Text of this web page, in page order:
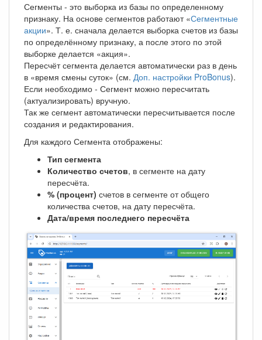
Сегменты - это выборка из базы по определенному
признаку. На основе сегментов работают «Сегментные
акции». Т. е. сначала делается выборка счетов из базы
по определённому признаку, а после этого по этой
выборке делается «акция».
Пересчёт сегмента делается автоматически раз в день
в «время смены суток» (см. Доп. настройки ProBonus).
Если необходимо - Сегмент можно пересчитать
(актуализировать) вручную.
Так же сегмент автоматически пересчитывается после
создания и редактирования.
Для каждого Сегмента отображены:
Тип сегмента
Количество счетов, в сегменте на дату
пересчёта.
% (процент) счетов в сегменте от общего
количества счетов, на дату пересчёта.
Дата/время последнего пересчёта